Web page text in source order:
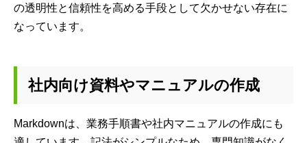
の透明性と信頼性を高める手段として欠かせない存在に
なっています。
社内向け資料やマニュアルの作成
Markdownは、業務手順書や社内マニュアルの作成にも